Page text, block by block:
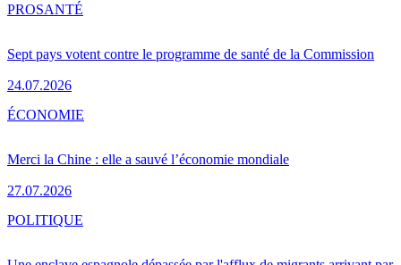
Sept pays votent contre le programme de santé de la Commission
24.07.2026
PROSANTÉ
Merci la Chine : elle a sauvé l’économie mondiale
27.07.2026
ÉCONOMIE
POLITIQUE